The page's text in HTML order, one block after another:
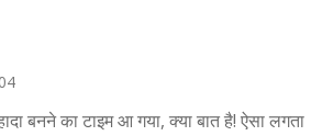
बनने का टाइम आ गया, क्या बात है! ऐसा लगता